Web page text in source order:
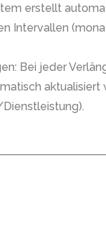
erstellt
Intervallen
Bei jeder
aktualisiert